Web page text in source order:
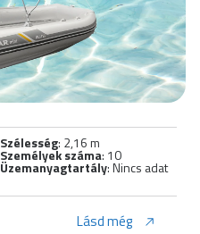
Szélesség: 2,16 m
Személyek száma: 10
Üzemanyagtartály: Nincs adat
Lásd még